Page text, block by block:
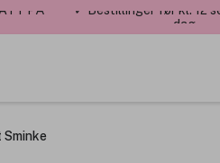
PÅ
✓ Bestillinger før kl. 12
dag